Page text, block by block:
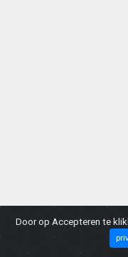
Door op Accepteren te